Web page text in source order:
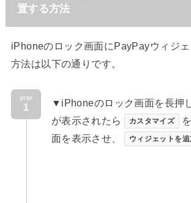
置する方法
iPhoneのロック画面にPayPayウィジ
方法は以下の通りです。
STEP
▼iPhoneのロック画面を長押
が表示されたら
カスタマイズ
面を表示させ、
ウィジェットを追